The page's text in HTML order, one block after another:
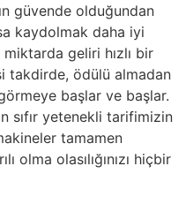
güvende olduğundan
kaydolmak daha iyi
geliri hızlı bir
takdirde, ödülü almadan
başlar ve başlar.
sıfır yetenekli tarifimizin
tamamen
olma olasılığınızı hiçbir